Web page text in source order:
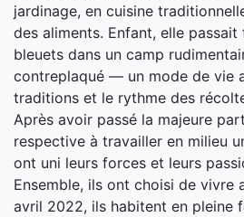
jardinage, en cuisine
des aliments. Enfant, elle
bleuets dans un camp
contreplaqué — un mode de vie
traditions et le rythme des
Après avoir passé la majeure
respective à travailler en milieu
ont uni leurs forces et leurs
Ensemble, ils ont choisi de vivre
avril 2022, ils habitent en pleine